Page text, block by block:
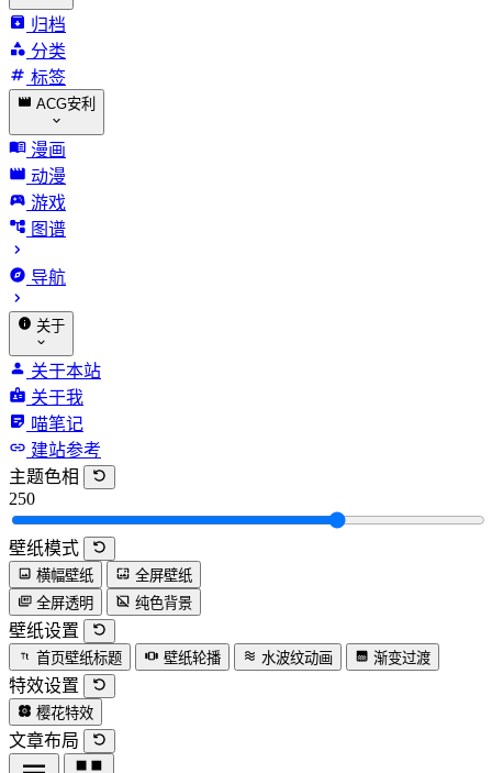
归档
分类
标签
ACG安利
漫画
动漫
游戏
图谱
导航
关于
关于本站
关于我
喵笔记
建站参考
主题色相
250
壁纸模式
横幅壁纸
全屏壁纸
全屏透明
纯色背景
壁纸设置
首页壁纸标题 壁纸轮播 水波纹动画 渐变过渡
特效设置
樱花特效
文章布局